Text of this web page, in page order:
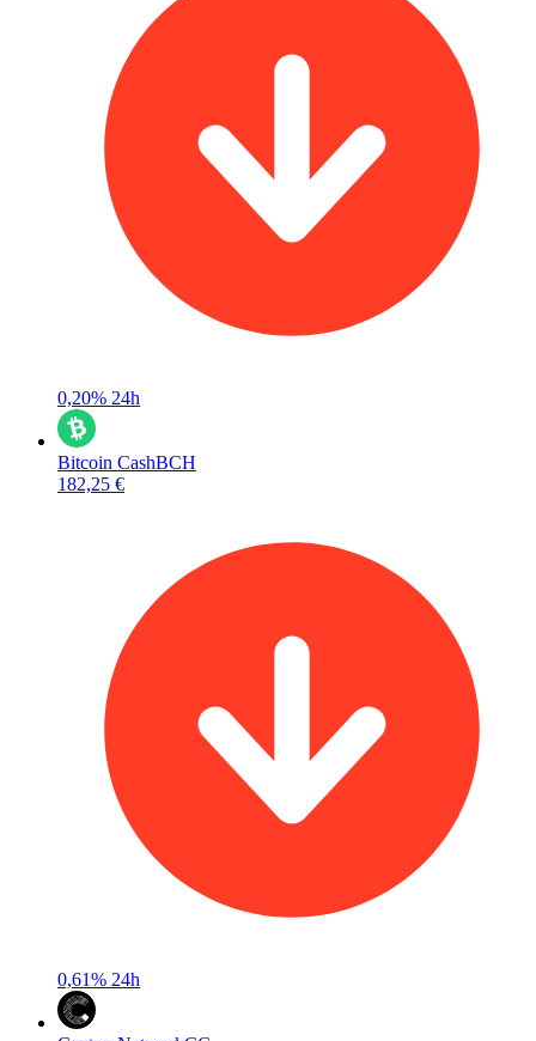
0,20% 24h
Bitcoin CashBCH
182,25 €
0,61% 24h